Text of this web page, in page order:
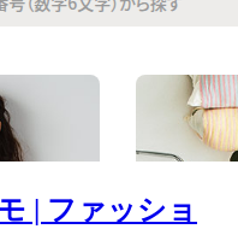
| ファッショ